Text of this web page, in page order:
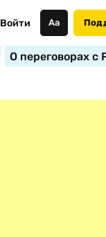
Войти Аа
О переговорах с